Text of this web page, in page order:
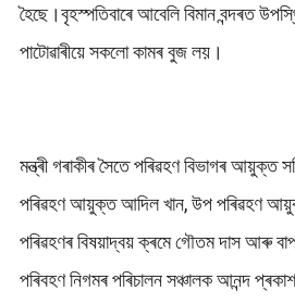
হৈছে।বৃহস্পতিবাৰে আবেলি বিমান বন্দৰত
পাটোৱাৰীয়ে সকলো কামৰ বুজ লয়।
মন্ত্ৰী গৰাকীৰ সৈতে পৰিৱহণ বিভাগৰ আয়ুক্ত
পৰিৱহণ আয়ুক্ত আদিল খান, উপ পৰিৱহণ
পৰিৱহণৰ বিষয়াদ্বয় ক্ৰমে গৌতম দাস আৰু
পৰিবহণ নিগমৰ পৰিচালন সঞ্চালক আনন্দ